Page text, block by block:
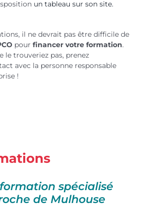
un tableau sur son site.
il ne devrait pas être difficile de
pour financer votre formation.
le trouveriez pas, prenez
avec la personne responsable
!
spécialisé
de Mulhouse